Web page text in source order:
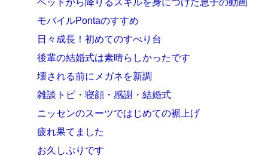
ベッドから降りるスキルを身につけた息子の動画
モバイルPontaのすすめ
日々成長！初めてのすべり台
後輩の結婚式は素晴らしかったです
壊される前にメガネを新調
雑談トピ・寝顔・感謝・結婚式
ニッセンのスーツではじめての裾上げ
疲れ果てました
お久しぶりです